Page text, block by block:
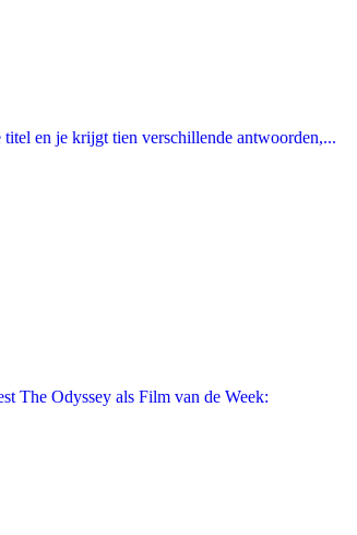
en je krijgt tien verschillende antwoorden,...
The Odyssey als Film van de Week: